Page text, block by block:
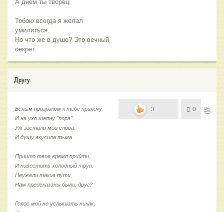
А днем ты творец.
Тобою всегда я желал
умилиться.
Но что же в душе? Это вечный
секрет.
Другу.
Белым призраком к тебе прилечу
И на ухо шепну "пора".
Уж застили мои слова.
И душу вкусила тьма.
Пришло твое время прийти,
И навестить холодный труп.
Неужели такие пути,
Нам предсказаны были, друг?
Голос мой не услышать никак,
3 0